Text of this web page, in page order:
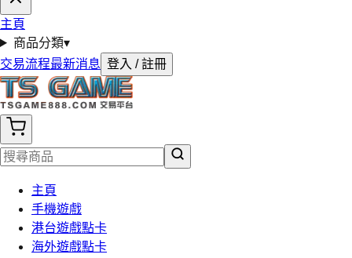
主頁
商品分類▾
交易流程最新消息 登入 / 註冊
主頁
手機遊戲
港台遊戲點卡
海外遊戲點卡